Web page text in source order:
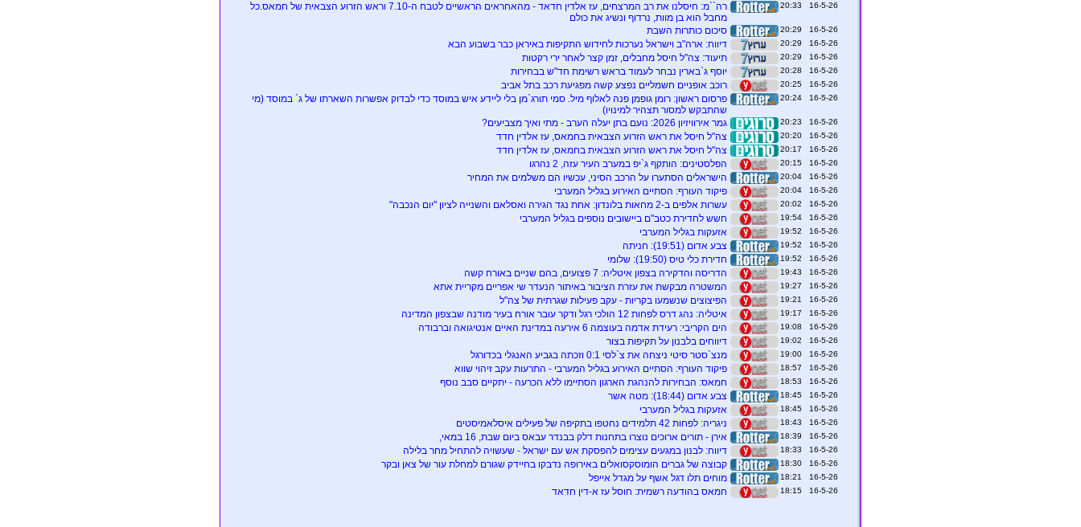
16-5-26 20:33
רה``מ: חיסלנו את רב המרצחים, עז אלדין חדאד - מהאחראים הראשיים לטבח ה-7.10 וראש הזרוע הצבאית של חמאס.כל
מחבל הוא בן מוות, נרדוף ונשיג את כולם
16-5-26 20:29 סיכום כותרות השבת
16-5-26 20:29 דיווח: ארה"ב וישראל נערכות לחידוש התקיפות באיראן כבר בשבוע הבא
16-5-26 20:29 תיעוד: צה"ל חיסל מחבלים, זמן קצר לאחר ירי רקטות
16-5-26 20:28 יוסף ג`בארין נבחר לעמוד בראש רשימת חד"ש בבחירות
16-5-26 20:25 רוכב אופניים חשמליים נפצע קשה מפגיעת רכב בתל אביב
16-5-26 20:24
פרסום ראשון: רומן גופמן פנה לאלוף מיל. סמי תורג`מן בלי ליידע איש במוסד כדי לבדוק אפשרות השארתו של ג` במוסד (מי
שהתבקש למסור תצהיר למינויו)
16-5-26 20:23 גמר אירוויזיון 2026: נועם בתן יעלה הערב - מתי ואיך מצביעים?
16-5-26 20:20 צה"ל חיסל את ראש הזרוע הצבאית בחמאס, עז אלדין חדד
16-5-26 20:17 צה"ל חיסל את ראש הזרוע הצבאית בחמאס, עז אלדין חדד
16-5-26 20:15 הפלסטינים: הותקף ג`יפ במערב העיר עזה, 2 נהרגו
16-5-26 20:04 הישראלים הסתערו על הרכב הסיני, עכשיו הם משלמים את המחיר
16-5-26 20:04 פיקוד העורף: הסתיים האירוע בגליל המערבי
16-5-26 20:02 עשרות אלפים ב-2 מחאות בלונדון: אחת נגד הגירה ואסלאם והשנייה לציון "יום הנכבה"
16-5-26 19:54 חשש לחדירת כטב"ם ביישובים נוספים בגליל המערבי
16-5-26 19:52 אזעקות בגליל המערבי
16-5-26 19:52 צבע אדום (19:51): חניתה
16-5-26 19:52 חדירת כלי טיס (19:50): שלומי
16-5-26 19:43 הדריסה והדקירה בצפון איטליה: 7 פצועים, בהם שניים באורח קשה
16-5-26 19:27 המשטרה מבקשת את עזרת הציבור באיתור הנעדר שי אפריים מקריית אתא
16-5-26 19:21 הפיצוצים שנשמעו בקריות - עקב פעילות שגרתית של צה"ל
16-5-26 19:17 איטליה: נהג דרס לפחות 12 הולכי רגל ודקר עובר אורח בעיר מודנה שבצפון המדינה
16-5-26 19:08 הים הקריבי: רעידת אדמה בעוצמה 6 אירעה במדינת האיים אנטיגואה וברבודה
16-5-26 19:02 דיווחים בלבנון על תקיפות בצור
16-5-26 19:00 מנצ`סטר סיטי ניצחה את צ`לסי 0:1 וזכתה בגביע האנגלי בכדורגל
16-5-26 18:57 פיקוד העורף: הסתיים האירוע בגליל המערבי - התרעות עקב זיהוי שווא
16-5-26 18:53 חמאס: הבחירות להנהגת הארגון הסתיימו ללא הכרעה - יתקיים סבב נוסף
16-5-26 18:45 צבע אדום (18:44): מטה אשר
16-5-26 18:45 אזעקות בגליל המערבי
16-5-26 18:43 ניגריה: לפחות 42 תלמידים נחטפו בתקיפה של פעילים איסלאמיסטים
16-5-26 18:39 אירן - תורים ארוכים נוצרו בתחנות דלק בבנדר עבאס ביום שבת, 16 במאי,
16-5-26 18:33 דיווח: לבנון במגעים עצימים להפסקת אש עם ישראל - שעשויה להתחיל מחר בלילה
16-5-26 18:30 קבוצה של גברים הומוסקסואלים באירופה נדבקו בחיידק שגורם למחלת עור של צאן ובקר
16-5-26 18:21 מוחים תלו דגל אשף על מגדל אייפל
16-5-26 18:15 חמאס בהודעה רשמית: חוסל עז א-דין חדאד